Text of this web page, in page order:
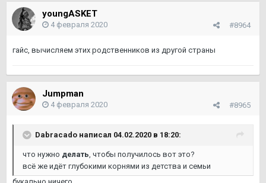
youngASKET
#8964
4 февраля 2020
гайс, вычисляем этих родственников из другой страны
Jumpman
#8965
4 февраля 2020
Dabracado написал 04.02.2020 в 18:20:
что нужно делать, чтобы получилось вот это?
всё же идёт глубокими корнями из детства и семьи